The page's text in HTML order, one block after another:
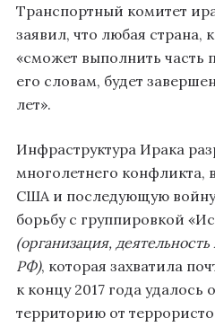
Транспортный комитет
заявил, что любая страна,
«сможет выполнить часть
его словам, будет
лет».
Инфраструктура Ирака
многолетнего конфликта,
США и последующую войну
борьбу с группировкой
(организация,
РФ), которая захватила
к концу 2017 года удалось
территорию от